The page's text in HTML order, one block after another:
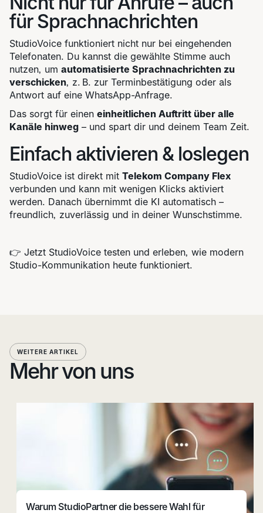
für Sprachnachrichten
StudioVoice funktioniert nicht nur bei eingehenden
Telefonaten. Du kannst die gewählte Stimme auch
nutzen, um automatisierte Sprachnachrichten zu
verschicken, z. B. zur Terminbestätigung oder als
Antwort auf eine WhatsApp-Anfrage.
Das sorgt für einen einheitlichen Auftritt über alle
Kanäle hinweg – und spart dir und deinem Team Zeit.
Einfach aktivieren & loslegen
StudioVoice ist direkt mit Telekom Company Flex
verbunden und kann mit wenigen Klicks aktiviert
werden. Danach übernimmt die KI automatisch –
freundlich, zuverlässig und in deiner Wunschstimme.
👉 Jetzt StudioVoice testen und erleben, wie modern
Studio-Kommunikation heute funktioniert.
WEITERE ARTIKEL
Mehr von uns
Warum StudioPartner die bessere Wahl für